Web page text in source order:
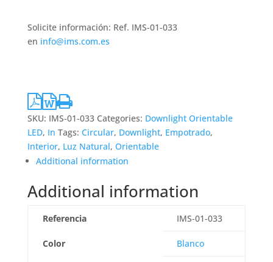
Solicite información: Ref. IMS-01-033
en info@ims.com.es
SKU: IMS-01-033 Categories: Downlight Orientable
LED, In Tags: Circular, Downlight, Empotrado,
Interior, Luz Natural, Orientable
Additional information
Additional information
Referencia IMS-01-033
Color Blanco